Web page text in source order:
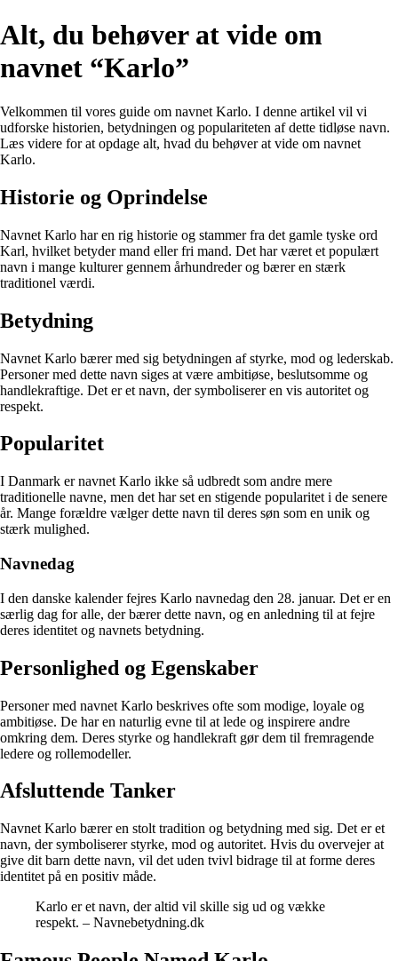
Alt, du behøver at vide om
navnet “Karlo”
Velkommen til vores guide om navnet Karlo. I denne artikel vil vi
udforske historien, betydningen og populariteten af dette tidløse navn.
Læs videre for at opdage alt, hvad du behøver at vide om navnet
Karlo.
Historie og Oprindelse
Navnet Karlo har en rig historie og stammer fra det gamle tyske ord
Karl, hvilket betyder mand eller fri mand. Det har været et populært
navn i mange kulturer gennem århundreder og bærer en stærk
traditionel værdi.
Betydning
Navnet Karlo bærer med sig betydningen af styrke, mod og lederskab.
Personer med dette navn siges at være ambitiøse, beslutsomme og
handlekraftige. Det er et navn, der symboliserer en vis autoritet og
respekt.
Popularitet
I Danmark er navnet Karlo ikke så udbredt som andre mere
traditionelle navne, men det har set en stigende popularitet i de senere
år. Mange forældre vælger dette navn til deres søn som en unik og
stærk mulighed.
Navnedag
I den danske kalender fejres Karlo navnedag den 28. januar. Det er en
særlig dag for alle, der bærer dette navn, og en anledning til at fejre
deres identitet og navnets betydning.
Personlighed og Egenskaber
Personer med navnet Karlo beskrives ofte som modige, loyale og
ambitiøse. De har en naturlig evne til at lede og inspirere andre
omkring dem. Deres styrke og handlekraft gør dem til fremragende
ledere og rollemodeller.
Afsluttende Tanker
Navnet Karlo bærer en stolt tradition og betydning med sig. Det er et
navn, der symboliserer styrke, mod og autoritet. Hvis du overvejer at
give dit barn dette navn, vil det uden tvivl bidrage til at forme deres
identitet på en positiv måde.
Karlo er et navn, der altid vil skille sig ud og vække
respekt. – Navnebetydning.dk